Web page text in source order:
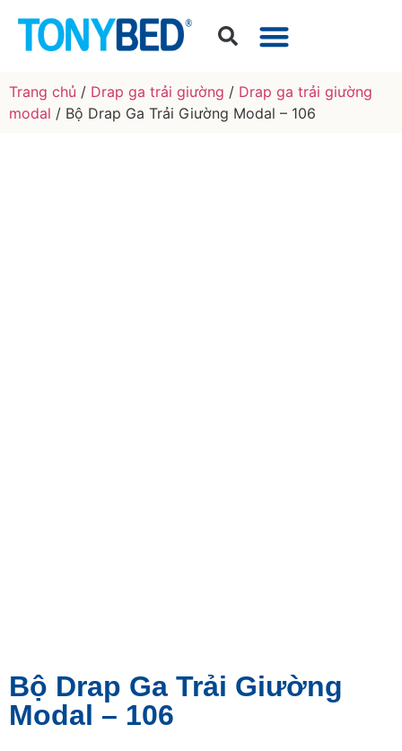
Trang chủ / Drap ga trải giường / Drap ga trải giường
modal / Bộ Drap Ga Trải Giường Modal – 106
Bộ Drap Ga Trải Giường
Modal – 106